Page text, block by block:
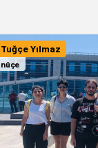
Tuğçe Yılmaz
nûçe